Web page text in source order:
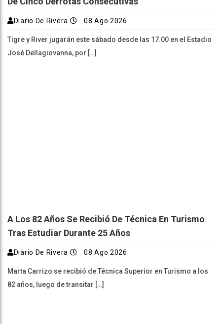
Diario De Rivera 08 Ago 2026
Tigre y River jugarán este sábado desde las 17.00 en el Estadio
José Dellagiovanna, por […]
A Los 82 Años Se Recibió De Técnica En Turismo
Tras Estudiar Durante 25 Años
Diario De Rivera 08 Ago 2026
Marta Carrizo se recibió de Técnica Superior en Turismo a los
82 años, luego de transitar […]